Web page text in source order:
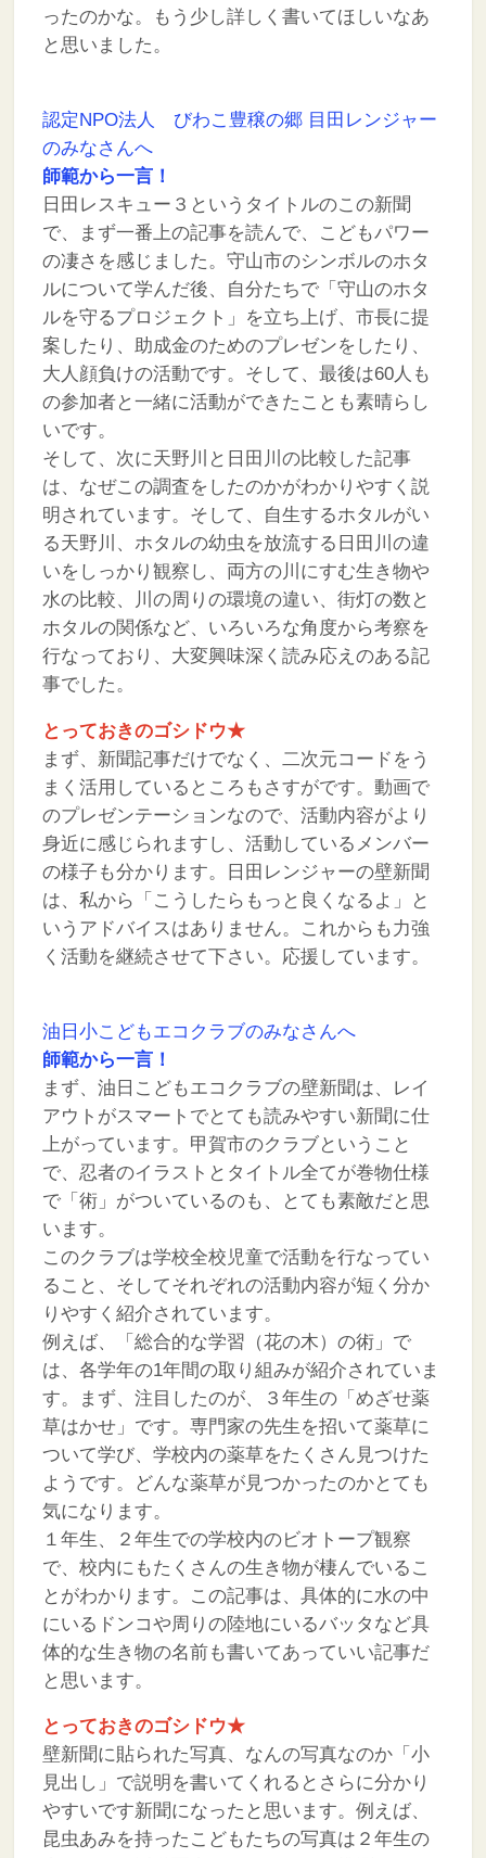
ったのかな。もう少し詳しく書いてほしいなあ
と思いました。
認定NPO法人 びわこ豊穣の郷 目田レンジャー
のみなさんへ
師範から一言！
日田レスキュー３というタイトルのこの新聞
で、まず一番上の記事を読んで、こどもパワー
の凄さを感じました。守山市のシンボルのホタ
ルについて学んだ後、自分たちで「守山のホタ
ルを守るプロジェクト」を立ち上げ、市長に提
案したり、助成金のためのプレゼンをしたり、
大人顔負けの活動です。そして、最後は60人も
の参加者と一緒に活動ができたことも素晴らし
いです。
そして、次に天野川と日田川の比較した記事
は、なぜこの調査をしたのかがわかりやすく説
明されています。そして、自生するホタルがい
る天野川、ホタルの幼虫を放流する日田川の違
いをしっかり観察し、両方の川にすむ生き物や
水の比較、川の周りの環境の違い、街灯の数と
ホタルの関係など、いろいろな角度から考察を
行なっており、大変興味深く読み応えのある記
事でした。
とっておきのゴシドウ★
まず、新聞記事だけでなく、二次元コードをう
まく活用しているところもさすがです。動画で
のプレゼンテーションなので、活動内容がより
身近に感じられますし、活動しているメンバー
の様子も分かります。日田レンジャーの壁新聞
は、私から「こうしたらもっと良くなるよ」と
いうアドバイスはありません。これからも力強
く活動を継続させて下さい。応援しています。
油日小こどもエコクラブのみなさんへ
師範から一言！
まず、油日こどもエコクラブの壁新聞は、レイ
アウトがスマートでとても読みやすい新聞に仕
上がっています。甲賀市のクラブということ
で、忍者のイラストとタイトル全てが巻物仕様
で「術」がついているのも、とても素敵だと思
います。
このクラブは学校全校児童で活動を行なってい
ること、そしてそれぞれの活動内容が短く分か
りやすく紹介されています。
例えば、「総合的な学習（花の木）の術」で
は、各学年の1年間の取り組みが紹介されていま
す。まず、注目したのが、３年生の「めざせ薬
草はかせ」です。専門家の先生を招いて薬草に
ついて学び、学校内の薬草をたくさん見つけた
ようです。どんな薬草が見つかったのかとても
気になります。
１年生、２年生での学校内のビオトープ観察
で、校内にもたくさんの生き物が棲んでいるこ
とがわかります。この記事は、具体的に水の中
にいるドンコや周りの陸地にいるバッタなど具
体的な生き物の名前も書いてあっていい記事だ
と思います。
とっておきのゴシドウ★
壁新聞に貼られた写真、なんの写真なのか「小
見出し」で説明を書いてくれるとさらに分かり
やすいです新聞になったと思います。例えば、
昆虫あみを持ったこどもたちの写真は２年生の